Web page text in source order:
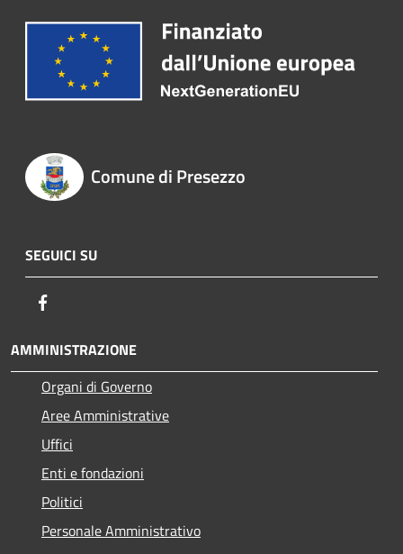
Comune di Presezzo
SEGUICI SU
AMMINISTRAZIONE
Organi di Governo
Aree Amministrative
Uffici
Enti e fondazioni
Politici
Personale Amministrativo